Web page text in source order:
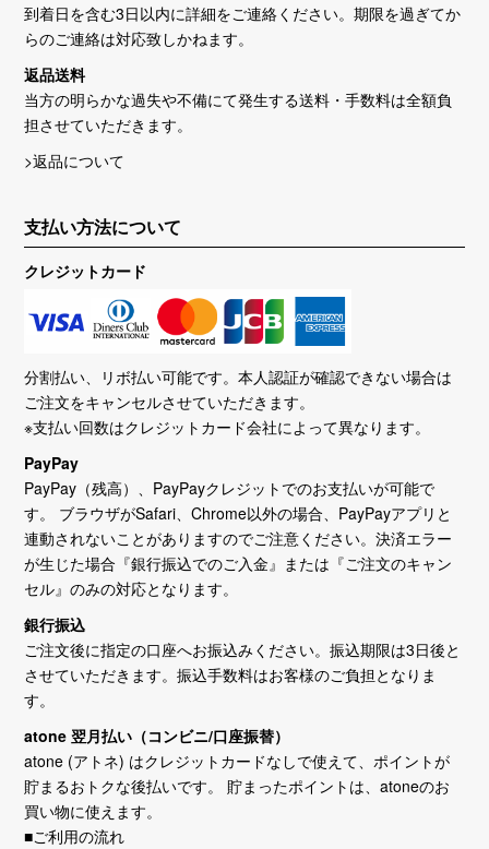
到着日を含む3日以内に詳細をご連絡ください。期限を過ぎてか
らのご連絡は対応致しかねます。
返品送料
当方の明らかな過失や不備にて発生する送料・手数料は全額負
担させていただきます。
>返品について
支払い方法について
クレジットカード
分割払い、リボ払い可能です。本人認証が確認できない場合は
ご注文をキャンセルさせていただきます。
※支払い回数はクレジットカード会社によって異なります。
PayPay
PayPay（残高）、PayPayクレジットでのお支払いが可能で
す。 ブラウザがSafari、Chrome以外の場合、PayPayアプリと
連動されないことがありますのでご注意ください。決済エラー
が生じた場合『銀行振込でのご入金』または『ご注文のキャン
セル』のみの対応となります。
銀行振込
ご注文後に指定の口座へお振込みください。振込期限は3日後と
させていただきます。振込手数料はお客様のご負担となりま
す。
atone 翌月払い（コンビニ/口座振替）
atone (アトネ) はクレジットカードなしで使えて、ポイントが
貯まるおトクな後払いです。 貯まったポイントは、atoneのお
買い物に使えます。
■ご利用の流れ